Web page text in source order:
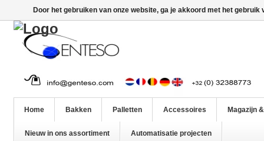
Home Bakken Palletten Accessoires Magazijn
Nieuw in ons assortiment Automatisatie projecten
Door het gebruiken van onze website, ga je akkoord met het